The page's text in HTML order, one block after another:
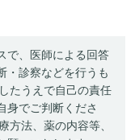
で、医師による回答
・診察などを行うも
たうえで自己の責任
身でご判断くださ
方法、薬の内容等、